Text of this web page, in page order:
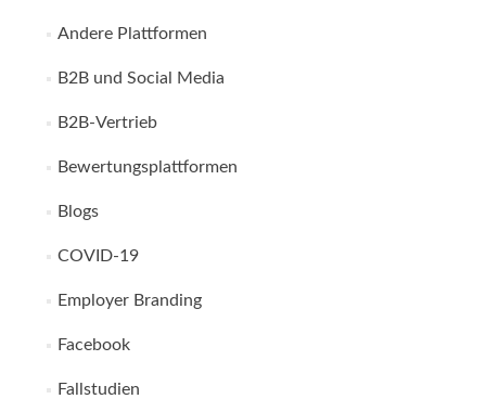
Andere Plattformen
B2B und Social Media
B2B-Vertrieb
Bewertungsplattformen
Blogs
COVID-19
Employer Branding
Facebook
Fallstudien